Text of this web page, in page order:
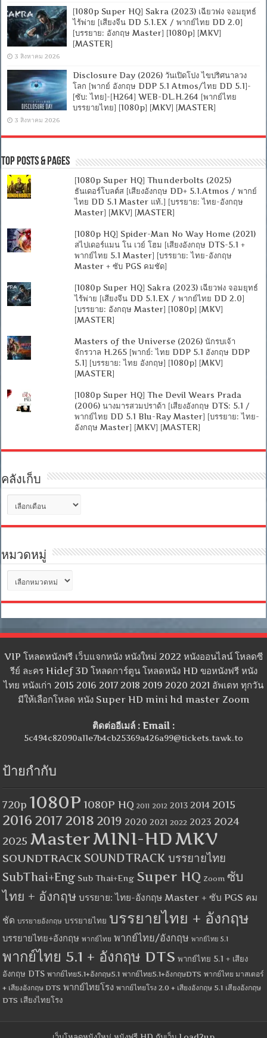
[1080p Super HQ] Sakra (2023) เฉียวฟง จอมยุทธ์
ไร้พ่าย [เสียงจีน DD 5.1.EX / พากย์ไทย DD 2.0]
[บรรยาย: อังกฤษ Master] [1080p] [MKV]
[MASTER]
3 สิงหาคม 2026
Disclosure Day (2026) วันเปิดโปง ไขปริศนาลวง
โลก [พากย์ อังกฤษ DDP 5.1 Atmos/ไทย DD 5.1]-
[ซับ: ไทย]-[H264] WEB-DL.H.264 [พากย์ไทย
บรรยายไทย] [1080p] [MKV] [MASTER]
3 สิงหาคม 2026
Top Posts & Pages
[1080p Super HQ] Thunderbolts (2025)
ธันเดอร์โบลต์ส [เสียงอังกฤษ DD+ 5.1.Atmos / พากย์
ไทย DD 5.1 Master แท้.] [บรรยาย: ไทย-อังกฤษ
Master] [MKV] [MASTER]
[1080p HQ] Spider-Man No Way Home (2021)
สไปเดอร์แมน โน เวย์ โฮม [เสียงอังกฤษ DTS-5.1 +
พากย์ไทย 5.1 Master] [บรรยาย: ไทย-อังกฤษ
Master + ซับ PGS คมชัด]
[1080p Super HQ] Sakra (2023) เฉียวฟง จอมยุทธ์
ไร้พ่าย [เสียงจีน DD 5.1.EX / พากย์ไทย DD 2.0]
[บรรยาย: อังกฤษ Master] [1080p] [MKV]
[MASTER]
Masters of the Universe (2026) นักรบเจ้า
จักรวาล H.265 [พากย์: ไทย DDP 5.1 อังกฤษ DDP
5.1] [บรรยาย: ไทย อังกฤษ] [1080p] [MKV]
[MASTER]
[1080p Super HQ] The Devil Wears Prada
(2006) นางมารสวมปราด้า [เสียงอังกฤษ DTS: 5.1 /
พากย์ไทย DD 5.1 Blu-Ray Master] [บรรยาย: ไทย-
อังกฤษ Master] [MKV] [MASTER]
คลังเก็บ
เก็บ
หมวดหมู่
หมู่
VIP โหลดหนังฟรี เว็บแจกหนัง หนังใหม่ 2022 หนังออนไลน์ โหลดซี
รีย์ ละคร Hidef 3D โหลดการ์ตูน โหลดหนัง HD ขอหนังฟรี หนัง
ไทย หนังเก่า 2015 2016 2017 2018 2019 2020 2021 อัพเดท ทุกวัน
มีให้เลือกโหลด หนัง Super HD mini hd master Zoom
ติดต่ออีเมล์ : Email :
5c494c82090a11e7b4cb25369a426a99@tickets.tawk.to
ป้ายกำกับ
720p 1080P 1080P HQ 2011 2012 2013 2014 2015
2016 2017 2018 2019 2020 2021 2022 2023 2024
2025 MasterMINI-HDMKV
SOUNDTRACK SOUNDTRACK บรรยายไทย
SubThai+Eng Sub Thai+Eng Super HQ Zoom ซับ
ไทย + อังกฤษ บรรยาย: ไทย-อังกฤษ Master + ซับ PGS คม
ชัด บรรยายอังกฤษ บรรยายไทย บรรยายไทย + อังกฤษ
บรรยายไทย+อังกฤษ พากย์ไทย พากย์ไทย/อังกฤษ พากย์ไทย 5.1
พากย์ไทย 5.1 + อังกฤษ DTS พากย์ไทย 5.1 + เสียง
อังกฤษ DTS พากย์ไทย5.1+อังกฤษ5.1 พากย์ไทย5.1+อังกฤษDTS พากย์ไทย มาสเตอร์
+ เสียงอังกฤษ DTS พากย์ไทยโรง พากย์ไทยโรง 2.0 + เสียงอังกฤษ 5.1 เสียงอังกฤษ
DTS เสียงไทยโรง